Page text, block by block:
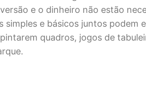
e o dinheiro não estão
simples e básicos juntos podem
quadros, jogos de